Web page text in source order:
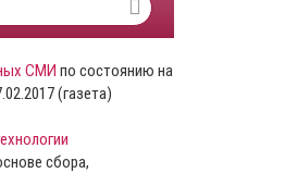
СМИ по состоянию на
(газета)
сбора,